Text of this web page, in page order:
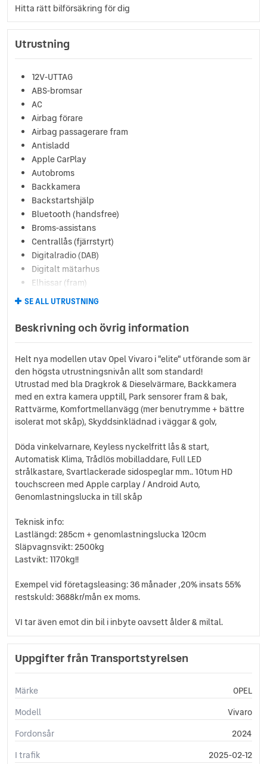
Hitta rätt bilförsäkring för dig
Utrustning
12V-UTTAG
ABS-bromsar
AC
Airbag förare
Airbag passagerare fram
Antisladd
Apple CarPlay
Autobroms
Backkamera
Backstartshjälp
Bluetooth (handsfree)
Broms-assistans
Centrallås (fjärrstyrt)
Digitalradio (DAB)
Digitalt mätarhus
Elhissar (fram)
Eluppvärmda sidospeglar
Fartbegränsare
Farthållare
Körfilsassistans
Ljussensor
Läslampa
Multifunktionsratt
Nödsamtal
Servostyrning
Skyltigenkänning
Sminkspegel
Startspärr
Svensksåld
Touch-/Pekskärm
Trötthetsvarnare
USB-uttag
Yttertemperaturmätare
SE ALL UTRUSTNING
Beskrivning och övrig information
Helt nya modellen utav Opel Vivaro i "elite" utförande som är
den högsta utrustningsnivån allt som standard!
Utrustad med bla Dragkrok & Dieselvärmare, Backkamera
med en extra kamera upptill, Park sensorer fram & bak,
Rattvärme, Komfortmellanvägg (mer benutrymme + bättre
isolerat mot skåp), Skyddsinklädnad i väggar & golv,
Döda vinkelvarnare, Keyless nyckelfritt lås & start,
Automatisk Klima, Trådlös mobilladdare, Full LED
strålkastare, Svartlackerade sidospeglar mm.. 10tum HD
touchscreen med Apple carplay / Android Auto,
Genomlastningslucka in till skåp
Teknisk info:
Lastlängd: 285cm + genomlastningslucka 120cm
Släpvagnsvikt: 2500kg
Lastvikt: 1170kg!!
Exempel vid företagsleasing: 36 månader ,20% insats 55%
restskuld: 3688kr/mån ex moms.
VI tar även emot din bil i inbyte oavsett ålder & miltal.
Uppgifter från Transportstyrelsen
Märke
OPEL
Modell
Vivaro
Fordonsår
2024
I trafik
2025-02-12